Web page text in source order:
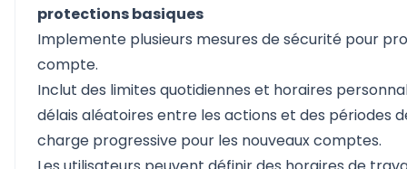
protections basiques
Implemente plusieurs mesures de sécurité pour
compte.
Inclut des limites quotidiennes et horaires
délais aléatoires entre les actions et des périodes
charge progressive pour les nouveaux comptes.